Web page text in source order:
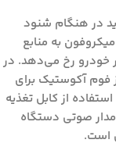
در هنگام شنود
به منابع
خودرو رخ می‌دهد. در
فوم آکوستیک برای
از کابل تغذیه
مدار صوتی دستگاه
است.